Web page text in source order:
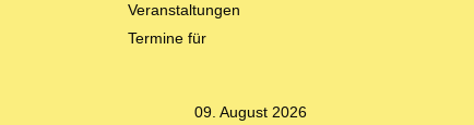
Veranstaltungen
Termine für
09. August 2026